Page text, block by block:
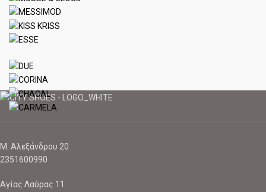
Μ. Αλεξάνδρου 20
2351600990
Αγίας Λαύρας 11